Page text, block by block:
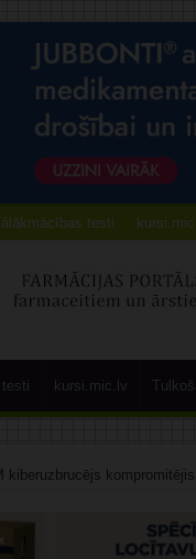
testi
kursi.mic.lv
kiberuzbrucējs